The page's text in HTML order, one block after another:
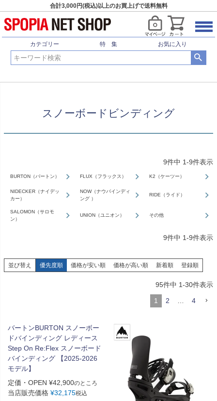
合計3,000円(税込)以上のお買上げで送料無料
カテゴリー 特 集 お気に入り
HOME ウィンタースポーツ スノーボード スノーボードビンディング
スノーボードビンディング
9件中 1-9件表示
BURTON（バートン） FLUX（フラックス） K2（ケーツー）
NIDECKER（ナイデッ
カー）
NOW（ナウバインディ
ング ）
RIDE（ライド）
SALOMON（サロモ
ン）
UNION（ユニオン） その他
9件中 1-9件表示
並び替え 優先度順 価格が安い順 価格が高い順 新着順 登録順
95件中 1-30件表示
1 2 4
バートンBURTON スノーボー
ドバインディング レディース
Step On Re:Flex スノーボード
バインディング 【2025-2026
モデル】
定価・OPEN ¥42,900のところ
当店販売価格 ¥32,175税込